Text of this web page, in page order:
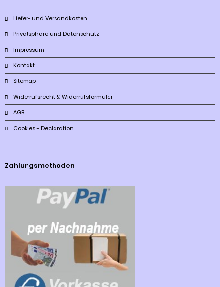
Liefer- und Versandkosten
Privatsphäre und Datenschutz
Impressum
Kontakt
Sitemap
Widerrufsrecht & Widerrufsformular
AGB
Cookies - Declaration
Zahlungsmethoden